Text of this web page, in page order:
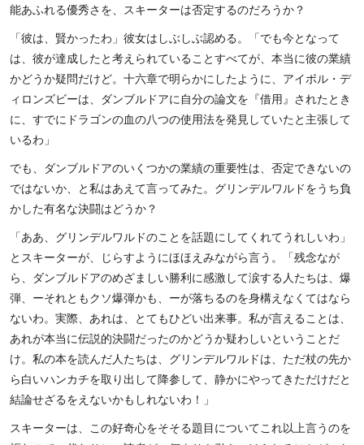
能あふれる優秀さを、スキーターは否定するのだろうか？
「彼は、賢かったわ」彼女はしぶしぶ認める。「でも今となって
は、彼が達成したと考えられていることすべてが、本当に彼の業績
かどうか疑問だけど。十六章で明らかにしたように、アイボル・デ
ィロンズビーは、ダンブルドアに自分の論文を『借用』されたとき
に、すでにドラゴンの血の八つの使用法を発見していたと主張して
いるわ」
でも、ダンブルドアのいくつかの業績の重要性は、否定できないの
ではないか、と私はあえて言ってみた。グリンデルワルドをうち負
かした有名な決闘はどうか？
「ああ、グリンデルワルドのことを話題にしてくれてうれしいわ」
とスキーターが、じらすようにほほえみながら言う。「残念なが
ら、ダンブルドアのめざましい勝利に感激して涙する人たちは、爆
弾、ーそれともクソ爆弾かも、ーが落ちるのを身構えなくてはなら
ないわ。実際、あれは、とてもひどい出来事。私が言えることは、
あれが本当に伝説的決闘だったのかどうか疑わしいということだ
け。私の本を読んだ人たちは、グリンデルワルドは、ただ杖の先か
ら白いハンカチを取り出して降参して、静かにやってきただけだと
結論せざるをえないかもしれないわ！」
スキーターは、この好奇心をそそる題目についてこれ以上言うのを